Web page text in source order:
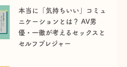
本当に「気持ちいい」コミュ
ニケーションとは？ AV男
優・一徹が考えるセックスと
セルフプレジャー